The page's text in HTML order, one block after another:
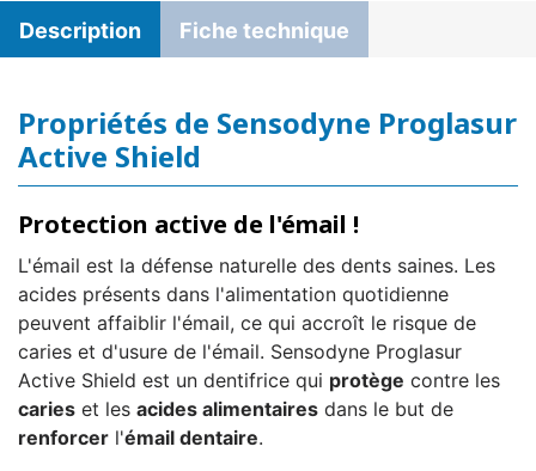
Description Fiche technique
Propriétés de Sensodyne Proglasur
Active Shield
Protection active de l'émail !
L'émail est la défense naturelle des dents saines. Les
acides présents dans l'alimentation quotidienne
peuvent affaiblir l'émail, ce qui accroît le risque de
caries et d'usure de l'émail. Sensodyne Proglasur
Active Shield est un dentifrice qui protège contre les
caries et les acides alimentaires dans le but de
renforcer l'émail dentaire.